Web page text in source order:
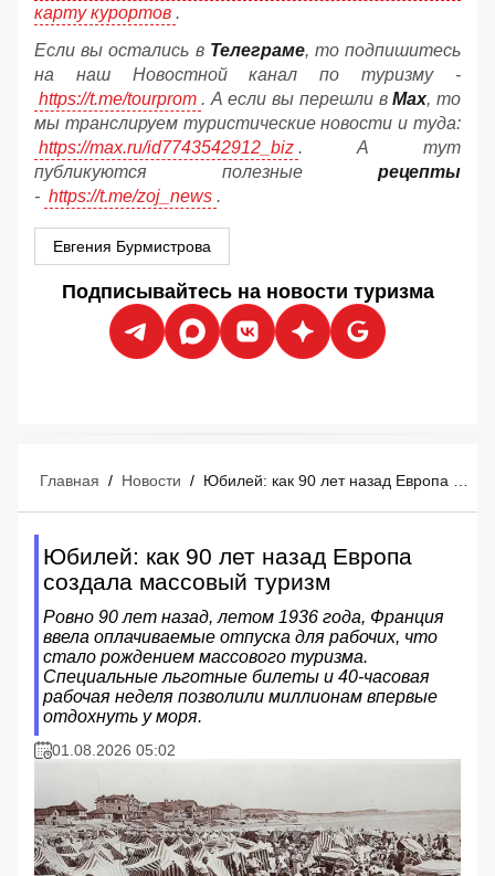
карту курортов .
Если вы остались в Телеграме, то подпишитесь
на наш Новостной канал по туризму -
https://t.me/tourprom . А если вы перешли вМах, то
мы транслируем туристические новости и туда:
https://max.ru/id7743542912_biz . А тут
публикуются полезные рецепты
- https://t.me/zoj_news .
Евгения Бурмистрова
Подписывайтесь на новости туризма
Главная / Новости /
Юбилей: как 90 лет назад Европа
создала массовый туризм
Ровно 90 лет назад, летом 1936 года, Франция
ввела оплачиваемые отпуска для рабочих, что
стало рождением массового туризма.
Специальные льготные билеты и 40-часовая
рабочая неделя позволили миллионам впервые
отдохнуть у моря.
01.08.2026 05:02